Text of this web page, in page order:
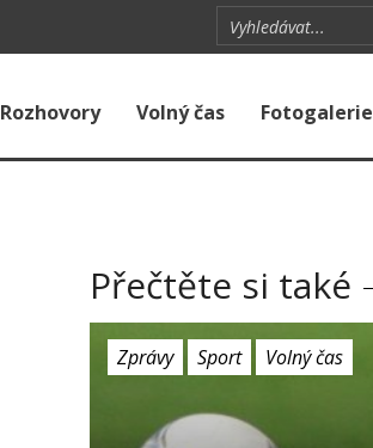
Rozhovory Volný čas Fotogalerie
Přečtěte si také
Zprávy Sport Volný čas